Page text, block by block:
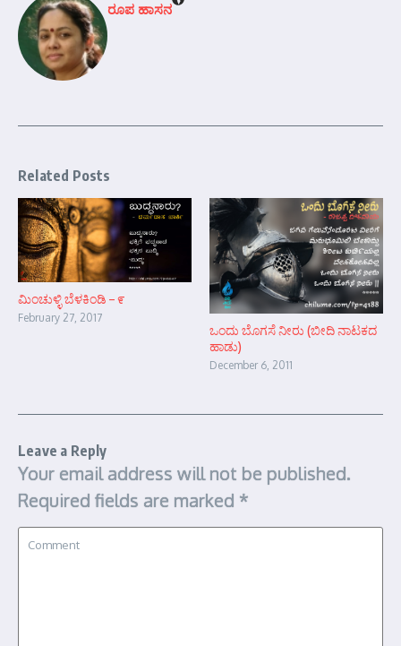
ರೂಪ ಹಾಸನ
Related Posts
ಮಿಂಚುಳ್ಳಿ ಬೆಳಕಿಂಡಿ – ೯
February 27, 2017
ಒಂದು ಬೊಗಸೆ ನೀರು (ಬೀದಿ ನಾಟಕದ
ಹಾಡು)
December 6, 2011
Leave a Reply
Your email address will not be published.
Required fields are marked *